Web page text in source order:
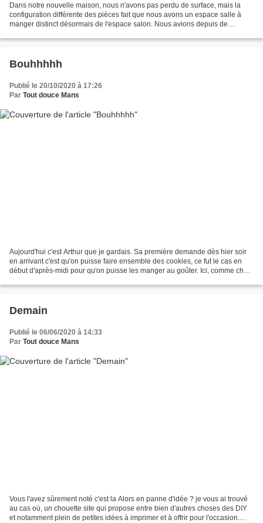
Dans notre nouvelle maison, nous n'avons pas perdu de surface, mais la
configuration différente des pièces fait que nous avons un espace salle à
manger distinct désormais de l'espace salon. Nous avions depuis de
Bouhhhhh
Publié le 20/10/2020 à 17:26
Par Tout douce Mans
Aujourd'hui c'est Arthur que je gardais. Sa première demande dès hier soir
en arrivant c'est qu'on puisse faire ensemble des cookies, ce fut le cas en
début d'après-midi pour qu'on puisse les manger au goûter. Ici, comme chez
Demain
Publié le 06/06/2020 à 14:33
Par Tout douce Mans
Vous l'avez sûrement noté c'est la Alors en panne d'idée ? je vous ai trouvé
au cas où, un chouette site qui propose entre bien d'autres choses des DIY
et notamment plein de petites idées à imprimer et à offrir pour l'occasion.